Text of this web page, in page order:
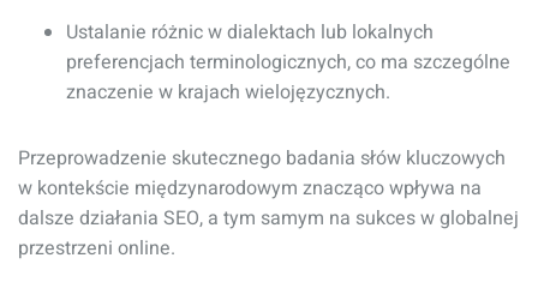
Ustalanie różnic w dialektach lub lokalnych
preferencjach terminologicznych, co ma szczególne
znaczenie w krajach wielojęzycznych.
Przeprowadzenie skutecznego badania słów kluczowych
w kontekście międzynarodowym znacząco wpływa na
dalsze działania SEO, a tym samym na sukces w globalnej
przestrzeni online.